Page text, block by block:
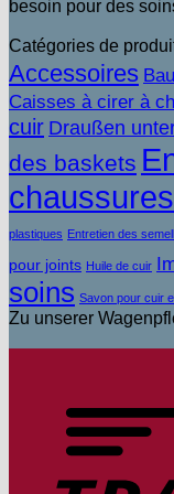
besoin pour des
Catégories de
Accessoires
Caisses à cirer à
cuir Draußen
des baskets
plastiques Entretien des
pour joints Huile de cuir
soins Savon pour cuir
Zu unserer